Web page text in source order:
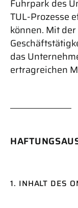
Fuhrpark des
TUL-Prozesse
können. Mit
das
ertragreichen
1. INHALT DES